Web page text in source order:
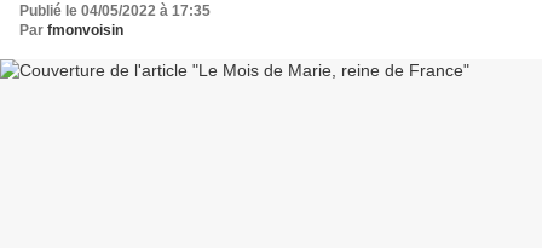
Publié le 04/05/2022 à 17:35
Par fmonvoisin